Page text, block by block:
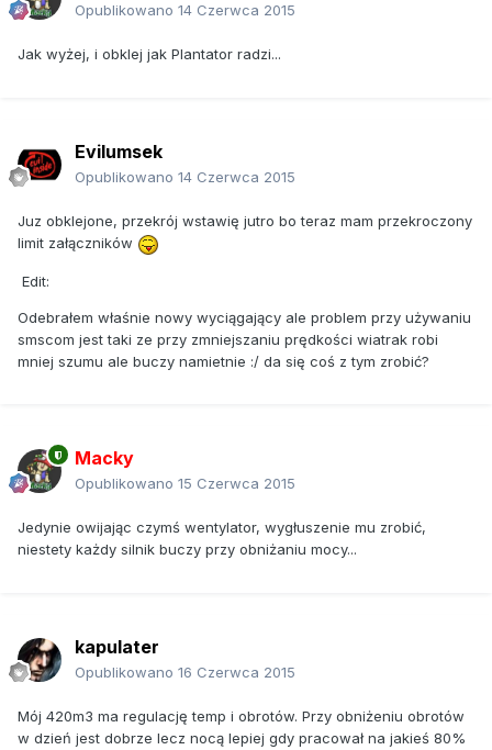
Opublikowano 14 Czerwca 2015
Jak wyżej, i obklej jak Plantator radzi...
Evilumsek
Opublikowano 14 Czerwca 2015
Juz obklejone, przekrój wstawię jutro bo teraz mam przekroczony
limit załączników
Edit:
Odebrałem właśnie nowy wyciągający ale problem przy używaniu
smscom jest taki ze przy zmniejszaniu prędkości wiatrak robi
mniej szumu ale buczy namietnie :/ da się coś z tym zrobić?
Macky
Opublikowano 15 Czerwca 2015
Jedynie owijając czymś wentylator, wygłuszenie mu zrobić,
niestety każdy silnik buczy przy obniżaniu mocy...
kapulater
Opublikowano 16 Czerwca 2015
Mój 420m3 ma regulację temp i obrotów. Przy obniżeniu obrotów
w dzień jest dobrze lecz nocą lepiej gdy pracował na jakieś 80%